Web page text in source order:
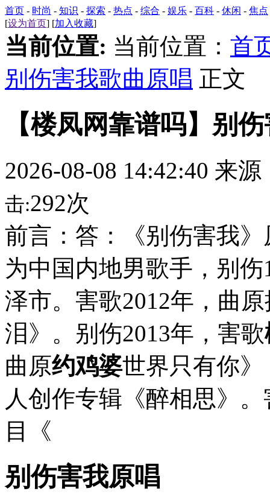
首页 - 时尚 - 知识 - 探索 - 热点 - 综合 - 娱乐 - 百科 - 休闲 - 焦点
[设为首页] [加入收藏]
当前位置: 当前位置： 首
别伤害我歌曲原唱 正文
【楼凤网靠谱吗】别
2026-08-08 14:42:40 来源
击:292次
前言：答：《别伤害我
为中国内地男歌手，别
泽市。害歌2012年，曲
泪》。别伤2013年，害歌
曲原约鸡婆世界只有你
人创作专辑《醉相思》
目《
别伤害我原唱